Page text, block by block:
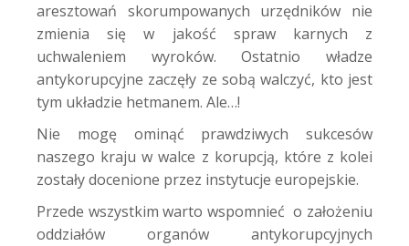
aresztowań skorumpowanych urzędników nie
zmienia się w jakość spraw karnych z
uchwaleniem wyroków. Ostatnio władze
antykorupcyjne zaczęły ze sobą walczyć, kto jest
tym układzie hetmanem. Ale…!
Nie mogę ominąć prawdziwych sukcesów
naszego kraju w walce z korupcją, które z kolei
zostały docenione przez instytucje europejskie.
Przede wszystkim warto wspomnieć o założeniu
oddziałów organów antykorupcyjnych